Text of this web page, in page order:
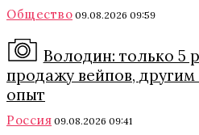
Общество 09.08.2026 09:59
Володин: только 5
продажу вейпов, другим
опыт
Россия 09.08.2026 09:41